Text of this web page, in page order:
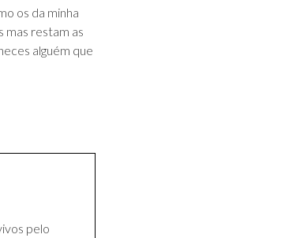
os da minha
mas restam as
alguém que
pelo